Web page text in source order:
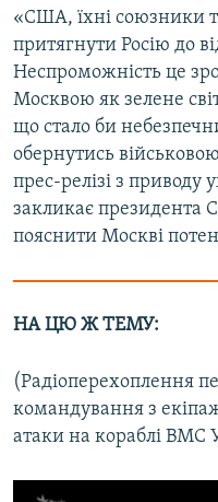
«США, їхні союзники
притягнути Росію до
Неспроможність це
Москвою як зелене
що стало би
обернутись
прес-релізі з приводу
закликає президента
пояснити Москві
НА ЦЮ Ж ТЕМУ:
(Радіоперехоплення
командування з
атаки на кораблі ВМС